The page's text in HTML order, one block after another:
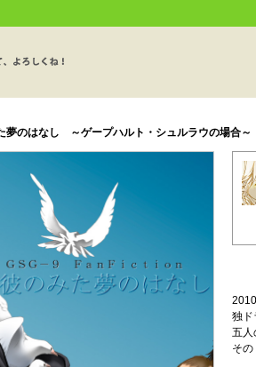
夢のはなし ～ゲープハルト・シュルラウの場合～
独ド
五人
そ